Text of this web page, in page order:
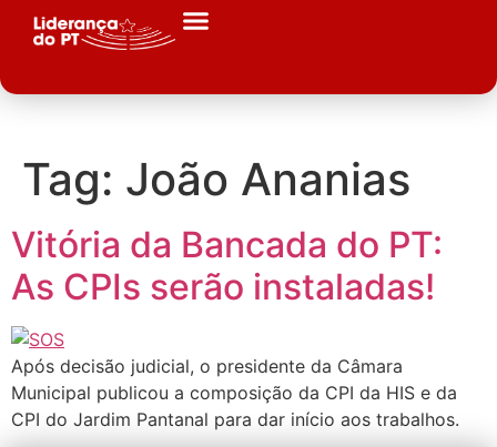
Tag: João Ananias
Vitória da Bancada do PT:
As CPIs serão instaladas!
Após decisão judicial, o presidente da Câmara
Municipal publicou a composição da CPI da HIS e da
CPI do Jardim Pantanal para dar início aos trabalhos.